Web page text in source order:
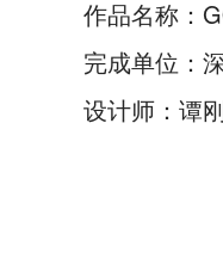
作品名称：
完成单位：
设计师：谭